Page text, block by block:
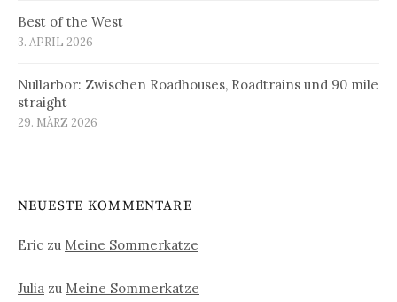
Best of the West
3. APRIL 2026
Nullarbor: Zwischen Roadhouses, Roadtrains und 90 mile
straight
29. MÄRZ 2026
NEUESTE KOMMENTARE
Eric zu Meine Sommerkatze
Julia zu Meine Sommerkatze